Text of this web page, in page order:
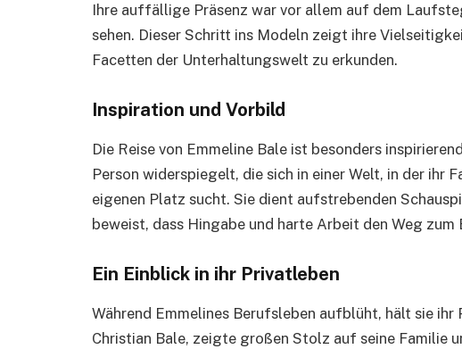
Ihre auffällige Präsenz war vor allem auf dem
sehen. Dieser Schritt ins Modeln zeigt ihre
Facetten der Unterhaltungswelt zu erkunden.
Inspiration und Vorbild
Die Reise von Emmeline Bale ist besonders
Person widerspiegelt, die sich in einer Welt, in der ihr
eigenen Platz sucht. Sie dient aufstrebenden
beweist, dass Hingabe und harte Arbeit den Weg zum
Ein Einblick in ihr Privatleben
Während Emmelines Berufsleben aufblüht, hält sie
Christian Bale, zeigte großen Stolz auf seine Familie